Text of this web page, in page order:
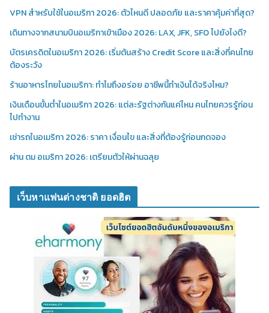
VPN สำหรับใช้ในอเมริกา 2026: ตัวไหนดี ปลอดภัย และราคาคุ้มค่าที่สุด?
เดินทางจากสนามบินอเมริกาเข้าเมือง 2026: LAX, JFK, SFO ไปยังไงดี?
บัตรเครดิตในอเมริกา 2026: เริ่มต้นสร้าง Credit Score และสิ่งที่คนไทย
ต้องระวัง
ร้านอาหารไทยในอเมริกา: ทำไมถึงอร่อย อาชีพนี้ทำเงินได้จริงไหม?
เงินเดือนขั้นต่ำในอเมริกา 2026: แต่ละรัฐต่างกันแค่ไหน คนไทยควรรู้ก่อน
ไปทำงาน
เช่ารถในอเมริกา 2026: ราคา เงื่อนไข และสิ่งที่ต้องรู้ก่อนกดจอง
ผ่าน ตม อเมริกา 2026: เตรียมตัวให้ผ่านฉลุย
เว็บหาแฟนต่างชาติ ยอดฮิต